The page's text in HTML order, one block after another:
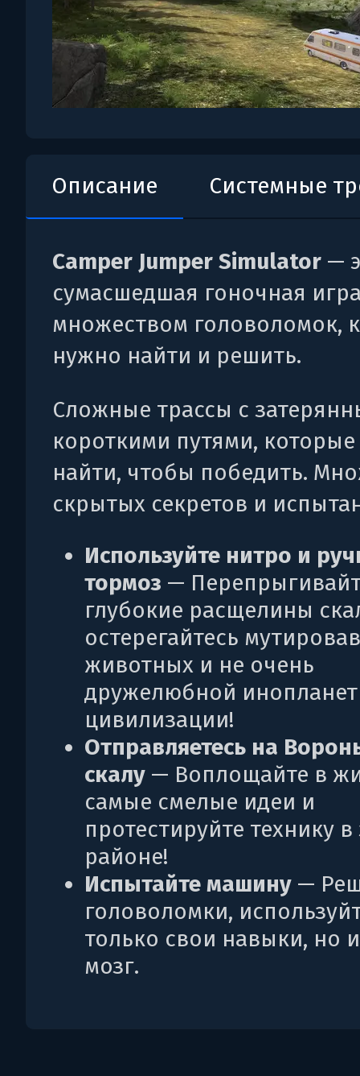
Описание Системные
Camper Jumper Simulator —
сумасшедшая гоночная
множеством головоломок,
нужно найти и решить.
Сложные трассы с
короткими путями,
найти, чтобы победить.
скрытых секретов и
Используйте нитро и
тормоз —
глубокие расщелины
остерегайтесь
животных и не очень
дружелюбной
цивилизации!
Отправляетесь на
скалу — Воплощайте в
самые смелые идеи и
протестируйте технику в
районе!
Испытайте машину —
головоломки,
только свои навыки, но
мозг.